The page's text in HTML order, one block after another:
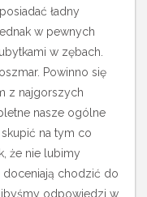
ładny
w pewnych
w zębach.
Powinno się
z najgorszych
nasze ogólne
na tym co
że nie lubimy
chodzić do
odpowiedzi w